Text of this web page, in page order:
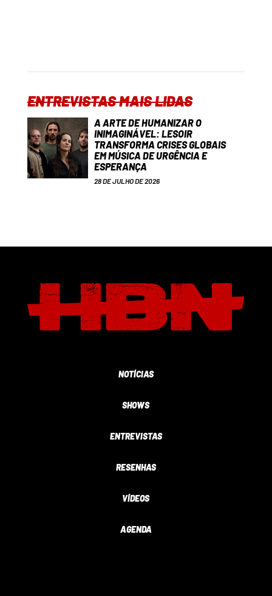
ENTREVISTAS MAIS LIDAS
A ARTE DE HUMANIZAR O
INIMAGINÁVEL: LESOIR
TRANSFORMA CRISES GLOBAIS
EM MÚSICA DE URGÊNCIA E
ESPERANÇA
28 DE JULHO DE 2026
NOTÍCIAS
SHOWS
ENTREVISTAS
RESENHAS
VÍDEOS
AGENDA